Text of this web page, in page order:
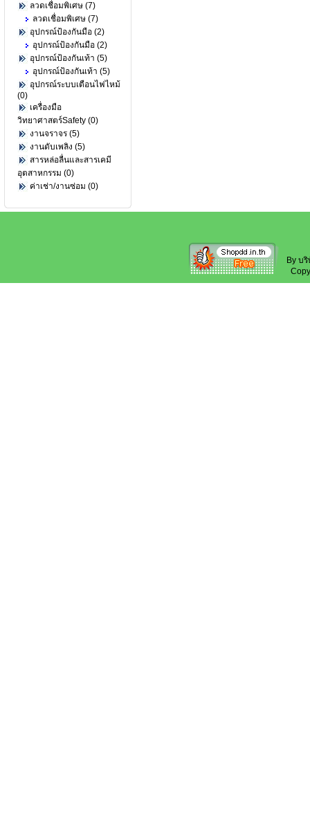
ลวดเชื่อมพิเศษ (7)
ลวดเชื่อมพิเศษ (7)
อุปกรณ์ป้องกันมือ (2)
อุปกรณ์ป้องกันมือ (2)
อุปกรณ์ป้องกันเท้า (5)
อุปกรณ์ป้องกันเท้า (5)
อุปกรณ์ระบบเตือนไฟไหม้
(0)
เครื่องมือ
วิทยาศาสตร์Safety (0)
งานจราจร (5)
งานดับเพลิง (5)
สารหล่อลื่นและสารเคมี
อุตสาหกรรม (0)
ค่าเช่า/งานซ่อม (0)
By บ